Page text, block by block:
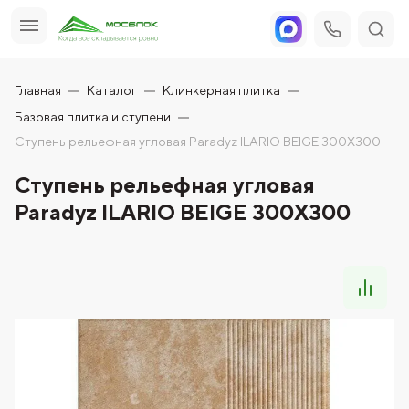
Главная Каталог
Клинкерная плитка
Базовая плитка и ступени
Ступень рельефная угловая Paradyz ILARIO BEIGE 300X300
Ступень рельефная угловая
Paradyz ILARIO BEIGE 300X300